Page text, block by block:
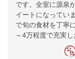
です。全室に源泉
イートになっていま
で旬の食材を丁寧
～4万程度で充実